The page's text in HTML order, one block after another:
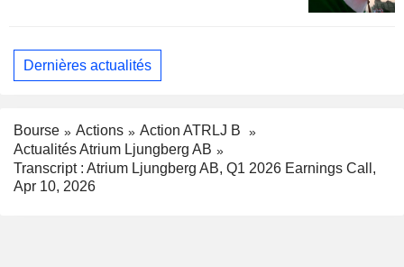
Dernières actualités
Bourse Actions
Action ATRLJ B
Actualités Atrium Ljungberg AB
Transcript : Atrium Ljungberg AB, Q1 2026 Earnings Call,
Apr 10, 2026